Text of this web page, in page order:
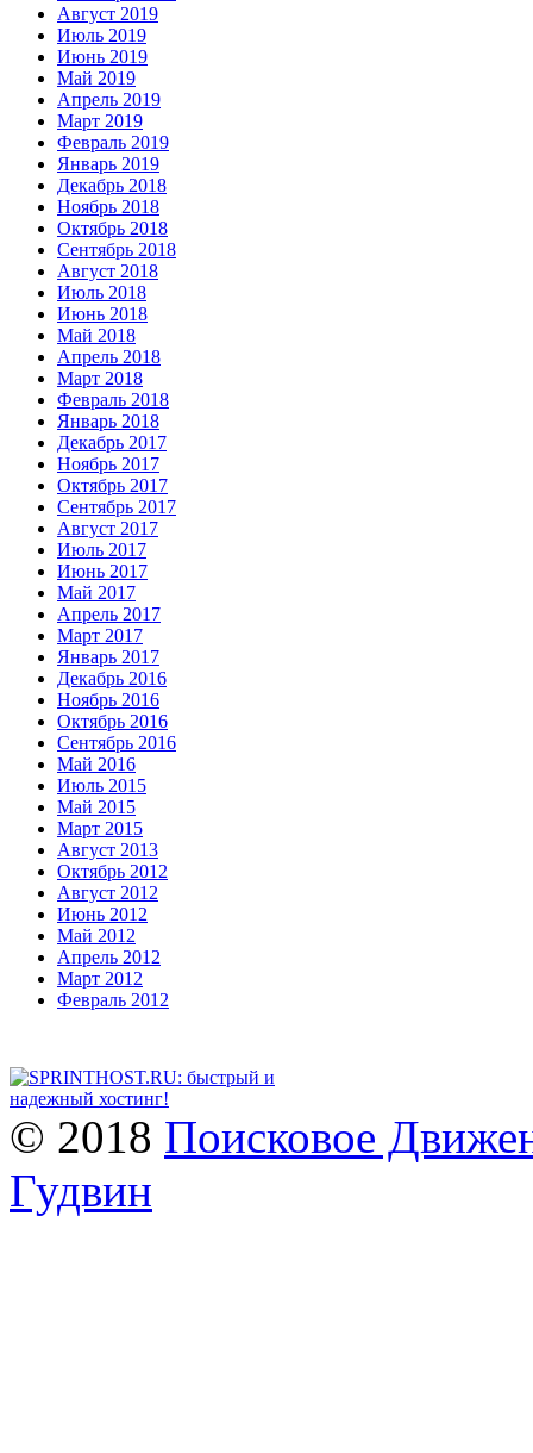
Август 2019
Июль 2019
Июнь 2019
Май 2019
Апрель 2019
Март 2019
Февраль 2019
Январь 2019
Декабрь 2018
Ноябрь 2018
Октябрь 2018
Сентябрь 2018
Август 2018
Июль 2018
Июнь 2018
Май 2018
Апрель 2018
Март 2018
Февраль 2018
Январь 2018
Декабрь 2017
Ноябрь 2017
Октябрь 2017
Сентябрь 2017
Август 2017
Июль 2017
Июнь 2017
Май 2017
Апрель 2017
Март 2017
Январь 2017
Декабрь 2016
Ноябрь 2016
Октябрь 2016
Сентябрь 2016
Май 2016
Июль 2015
Май 2015
Март 2015
Август 2013
Октябрь 2012
Август 2012
Июнь 2012
Май 2012
Апрель 2012
Март 2012
Февраль 2012
© 2018 Поисковое
Гудвин